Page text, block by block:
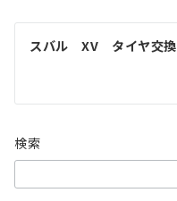
ビ
ゲ
シ
ョ
ン
スバル XV タイヤ交換
検索